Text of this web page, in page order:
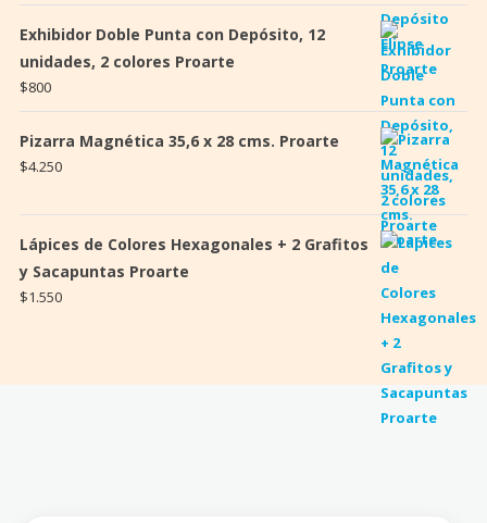
Exhibidor Doble Punta con Depósito, 12
unidades, 2 colores Proarte
$800
Pizarra Magnética 35,6 x 28 cms. Proarte
$4.250
Lápices de Colores Hexagonales + 2 Grafitos
y Sacapuntas Proarte
$1.550